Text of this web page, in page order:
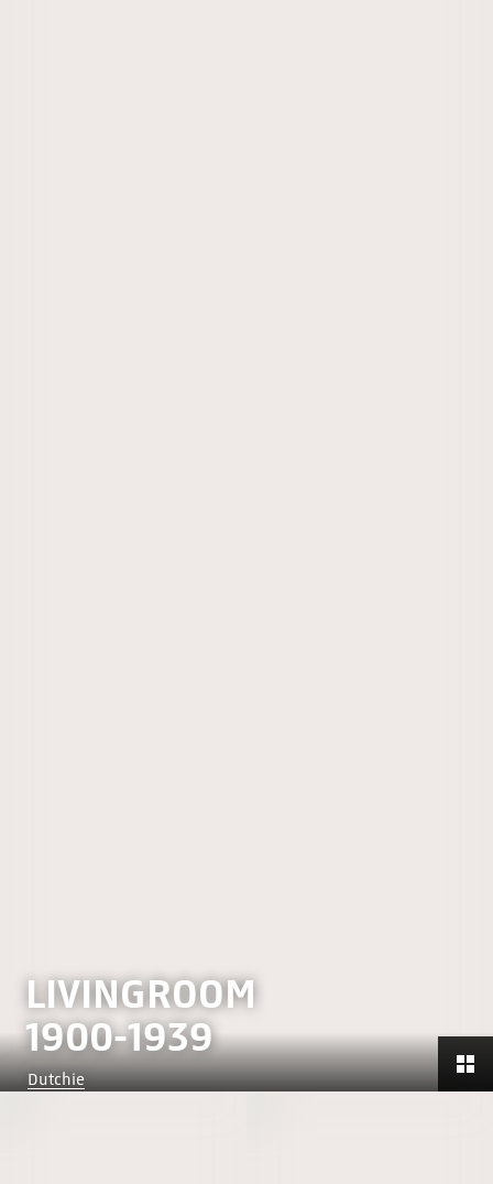
LIVINGROOM
1900-1939
Dutchie